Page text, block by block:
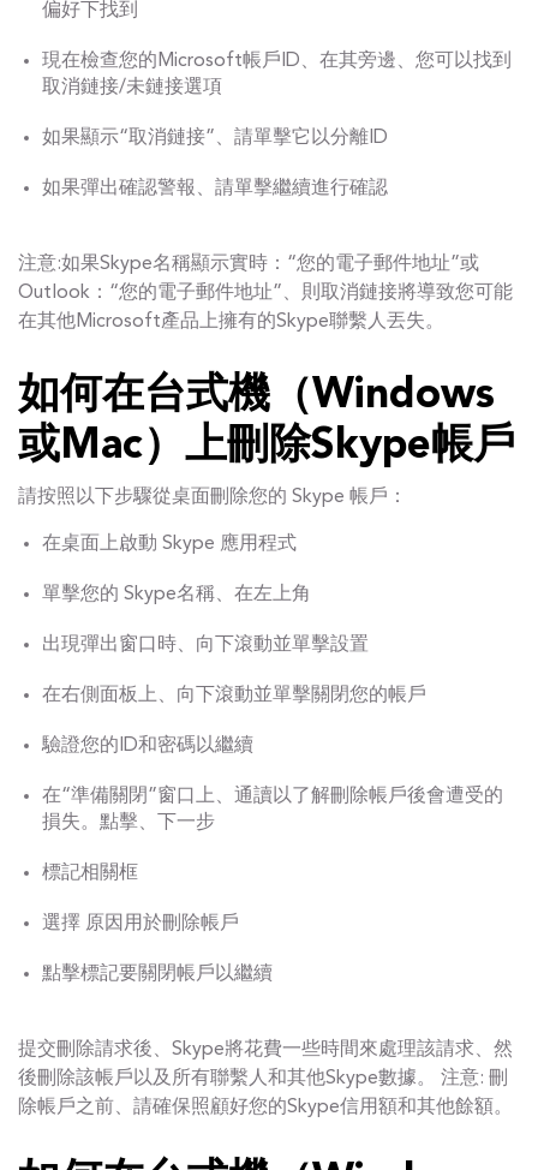
偏好下找到
現在檢查您的Microsoft帳戶ID、在其旁邊、您可以找到
取消鏈接/未鏈接選項
如果顯示“取消鏈接”、請單擊它以分離ID
如果彈出確認警報、請單擊繼續進行確認
注意:如果Skype名稱顯示實時：“您的電子郵件地址”或
Outlook：“您的電子郵件地址”、則取消鏈接將導致您可能
在其他Microsoft產品上擁有的Skype聯繫人丟失。
如何在台式機（Windows
或Mac）上刪除Skype帳戶
請按照以下步驟從桌面刪除您的 Skype 帳戶：
在桌面上啟動 Skype 應用程式
單擊您的 Skype名稱、在左上角
出現彈出窗口時、向下滾動並單擊設置
在右側面板上、向下滾動並單擊關閉您的帳戶
驗證您的ID和密碼以繼續
在“準備關閉”窗口上、通讀以了解刪除帳戶後會遭受的
損失。點擊、下一步
標記相關框
選擇 原因用於刪除帳戶
點擊標記要關閉帳戶以繼續
提交刪除請求後、Skype將花費一些時間來處理該請求、然
後刪除該帳戶以及所有聯繫人和其他Skype數據。 注意: 刪
除帳戶之前、請確保照顧好您的Skype信用額和其他餘額。